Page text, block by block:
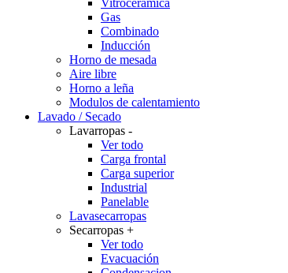
Vitroceramica
Gas
Combinado
Inducción
Horno de mesada
Aire libre
Horno a leña
Modulos de calentamiento
Lavado / Secado
Lavarropas -
Ver todo
Carga frontal
Carga superior
Industrial
Panelable
Lavasecarropas
Secarropas +
Ver todo
Evacuación